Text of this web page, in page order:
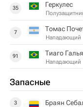
35 Геркулес
7 Томас
Нападающий
91 Тиаго
Нападающий
Запасные
3 Браян